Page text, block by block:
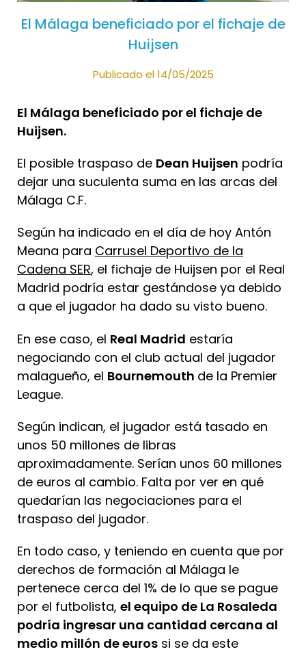
El Málaga beneficiado por el fichaje de
Huijsen
Publicado el 14/05/2025
El Málaga beneficiado por el fichaje de
Huijsen.
El posible traspaso de Dean Huijsen podría
dejar una suculenta suma en las arcas del
Málaga C.F.
Según ha indicado en el día de hoy Antón
Meana para Carrusel Deportivo de la
Cadena SER, el fichaje de Huijsen por el Real
Madrid podría estar gestándose ya debido
a que el jugador ha dado su visto bueno.
En ese caso, el Real Madrid estaría
negociando con el club actual del jugador
malagueño, el Bournemouth de la Premier
League.
Según indican, el jugador está tasado en
unos 50 millones de libras
aproximadamente. Serían unos 60 millones
de euros al cambio. Falta por ver en qué
quedarían las negociaciones para el
traspaso del jugador.
En todo caso, y teniendo en cuenta que por
derechos de formación al Málaga le
pertenece cerca del 1% de lo que se pague
por el futbolista, el equipo de La Rosaleda
podría ingresar una cantidad cercana al
medio millón de euros si se da este